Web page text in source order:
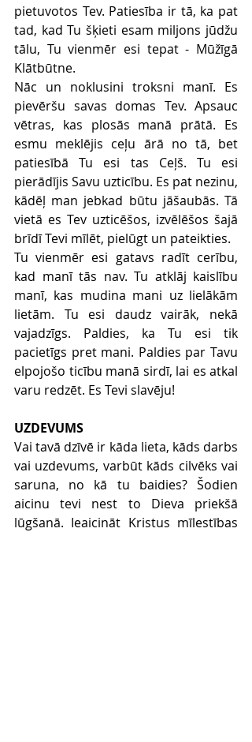
pietuvotos Tev. Patiesība ir tā, ka pat
tad, kad Tu šķieti esam miljons jūdžu
tālu, Tu vienmēr esi tepat - Mūžīgā
Klātbūtne.
Nāc un noklusini troksni manī. Es
pievēršu savas domas Tev. Apsauc
vētras, kas plosās manā prātā. Es
esmu meklējis ceļu ārā no tā, bet
patiesībā Tu esi tas Ceļš. Tu esi
pierādījis Savu uzticību. Es pat nezinu,
kādēļ man jebkad būtu jāšaubās. Tā
vietā es Tev uzticēšos, izvēlēšos šajā
brīdī Tevi mīlēt, pielūgt un pateikties.
Tu vienmēr esi gatavs radīt cerību,
kad manī tās nav. Tu atklāj kaislību
manī, kas mudina mani uz lielākām
lietām. Tu esi daudz vairāk, nekā
vajadzīgs. Paldies, ka Tu esi tik
pacietīgs pret mani. Paldies par Tavu
elpojošo ticību manā sirdī, lai es atkal
varu redzēt. Es Tevi slavēju!
UZDEVUMS
Vai tavā dzīvē ir kāda lieta, kāds darbs
vai uzdevums, varbūt kāds cilvēks vai
saruna, no kā tu baidies? Šodien
aicinu tevi nest to Dieva priekšā
lūgšanā. Ieaicināt Kristus mīlestības